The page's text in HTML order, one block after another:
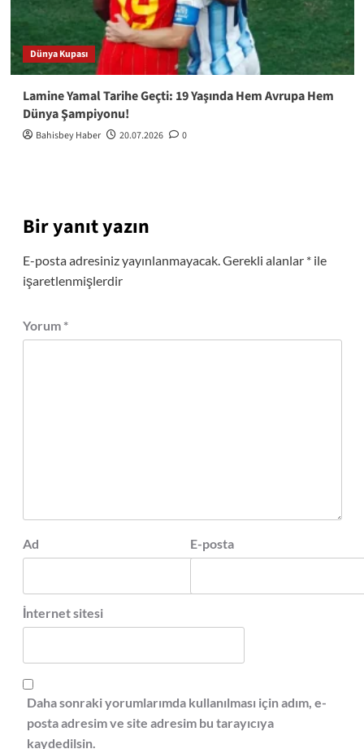
Dünya Kupası
Lamine Yamal Tarihe Geçti: 19 Yaşında Hem Avrupa Hem
Dünya Şampiyonu!
Bahisbey Haber 20.07.2026 0
Bir yanıt yazın
E-posta adresiniz yayınlanmayacak.Gerekli alanlar *ile
işaretlenmişlerdir
Yorum *
Ad E-posta
İnternet sitesi
Daha sonraki yorumlarımda kullanılması için adım, e-
posta adresim ve site adresim bu tarayıcıya
kaydedilsin.